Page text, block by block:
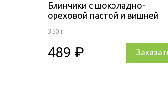
Блинчики с шоколадно-
ореховой пастой и вишней
350 г
489 ₽